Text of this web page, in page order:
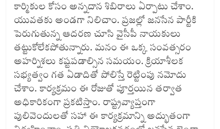
కార్మికుల కోసం అన్నదాన శిబిరాలు ఏర్పాటు చేశాం.
యువతకు అండగా నిలిచాం. ప్రజల్లో జనసేన పార్టీకి
పెరుగుతున్న ఆదరణ చూసి వైసీపీ నాయకులు
తట్టుకోలేకపోతున్నారు. మనం ఈ ఒక్క సంవత్సరం
అహర్నిశలు కష్టపడాల్సిన సమయం. క్రియాశీలక
సభ్యత్వం గత ఏడాదితో పోలిస్తే రెట్టింపు నమోదు
చేశాం. కార్యక్రమం ఈ రోజుతో పూర్తయిన తర్వాత
అధికారికంగా ప్రకటిస్తాం. రాష్ట్రవ్యాప్తంగా
పులివెందులతో సహా ఈ కార్యక్రమాన్ని అద్భుతంగా